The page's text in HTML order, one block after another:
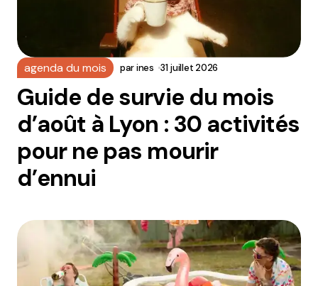
agenda du mois parines 31 juillet 2026
Guide de survie du mois
d’août à Lyon : 30 activités
pour ne pas mourir
d’ennui